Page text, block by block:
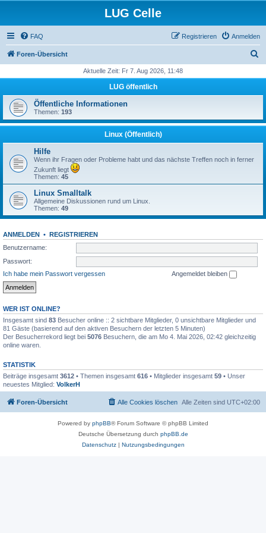
LUG Celle
FAQ Anmelden
Registrieren
Foren-Übersicht
h
Aktuelle Zeit: Fr 7. Aug 2026, 11:48
LUG öffentlich
Öffentliche Informationen
Themen: 193
Linux (Öffentlich)
Hilfe
Wenn ihr Fragen oder Probleme habt und das nächste Treffen noch in ferner
Zukunft liegt
Themen: 45
Linux Smalltalk
Allgemeine Diskussionen rund um Linux.
Themen: 49
ANMELDEN • REGISTRIEREN
Benutzername:
Passwort:
Ich habe mein Passwort vergessen
Angemeldet bleiben
WER IST ONLINE?
Insgesamt sind 83 Besucher online :: 2 sichtbare Mitglieder, 0 unsichtbare Mitglieder und
81 Gäste (basierend auf den aktiven Besuchern der letzten 5 Minuten)
Der Besucherrekord liegt bei 5076 Besuchern, die am Mo 4. Mai 2026, 02:42 gleichzeitig
online waren.
STATISTIK
Beiträge insgesamt 3612 • Themen insgesamt 616 • Mitglieder insgesamt 59 • Unser
neuestes Mitglied: VolkerH
Foren-Übersicht Alle Zeiten sind UTC+02:00
Alle Cookies löschen
Powered by phpBB® Forum Software © phpBB Limited
Deutsche Übersetzung durch phpBB.de
Datenschutz| Nutzungsbedingungen